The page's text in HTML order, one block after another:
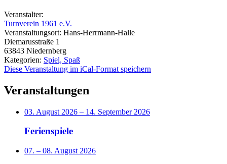
Veranstalter:
Turnverein 1961 e.V.
Veranstaltungsort: Hans-Herrmann-Halle
Diemarusstraße 1
63843 Niedernberg
Kategorien: Spiel, Spaß
Diese Veranstaltung im iCal-Format speichern
Veranstaltungen
03. August 2026 – 14. September 2026
Ferienspiele
07. – 08. August 2026